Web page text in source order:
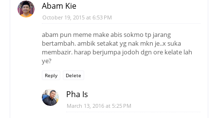
Abam Kie
October 19, 2015 at 6:53 PM
abam pun meme make abis sokmo tp jarang
bertambah. ambik setakat yg nak mkn je..x suka
membazir. harap berjumpa jodoh dgn ore kelate lah
ye?
Reply Delete
Pha Is
March 13, 2016 at 5:25 PM